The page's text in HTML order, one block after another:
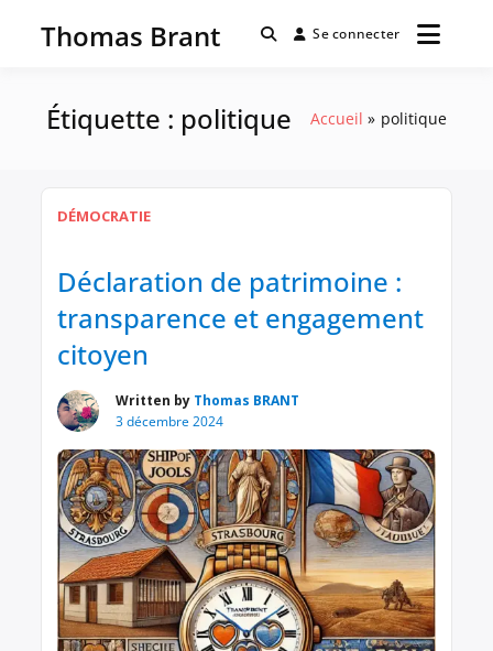
Thomas Brant Se connecter
Étiquette : politique Accueil politique
DÉMOCRATIE
Déclaration de patrimoine :
transparence et engagement
citoyen
Written by Thomas BRANT
3 décembre 2024